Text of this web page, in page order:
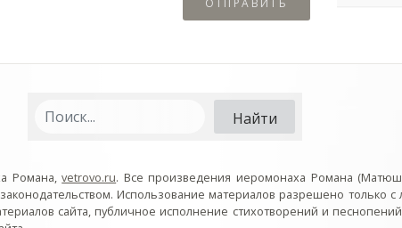
Романа,vetrovo.ru. Все произведения иеромонаха Романа
Использование материалов разрешено
сайта, публичное исполнение стихотворений и